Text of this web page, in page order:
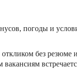
погоды и
без резюме